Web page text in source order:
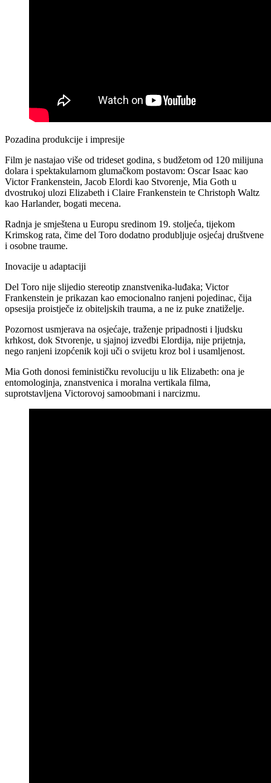
Pozadina produkcije i impresije
Film je nastajao više od trideset godina, s budžetom od 120 milijuna
dolara i spektakularnom glumačkom postavom: Oscar Isaac kao
Victor Frankenstein, Jacob Elordi kao Stvorenje, Mia Goth u
dvostrukoj ulozi Elizabeth i Claire Frankenstein te Christoph Waltz
kao Harlander, bogati mecena.​
Radnja je smještena u Europu sredinom 19. stoljeća, tijekom
Krimskog rata, čime del Toro dodatno produbljuje osjećaj društvene
i osobne traume.​
Inovacije u adaptaciji
Del Toro nije slijedio stereotip znanstvenika-luđaka; Victor
Frankenstein je prikazan kao emocionalno ranjeni pojedinac, čija
opsesija proistječe iz obiteljskih trauma, a ne iz puke znatiželje.​
Pozornost usmjerava na osjećaje, traženje pripadnosti i ljudsku
krhkost, dok Stvorenje, u sjajnoj izvedbi Elordija, nije prijetnja,
nego ranjeni izopćenik koji uči o svijetu kroz bol i usamljenost.
Mia Goth donosi feminističku revoluciju u lik Elizabeth: ona je
entomologinja, znanstvenica i moralna vertikala filma,
suprotstavljena Victorovoj samoobmani i narcizmu.